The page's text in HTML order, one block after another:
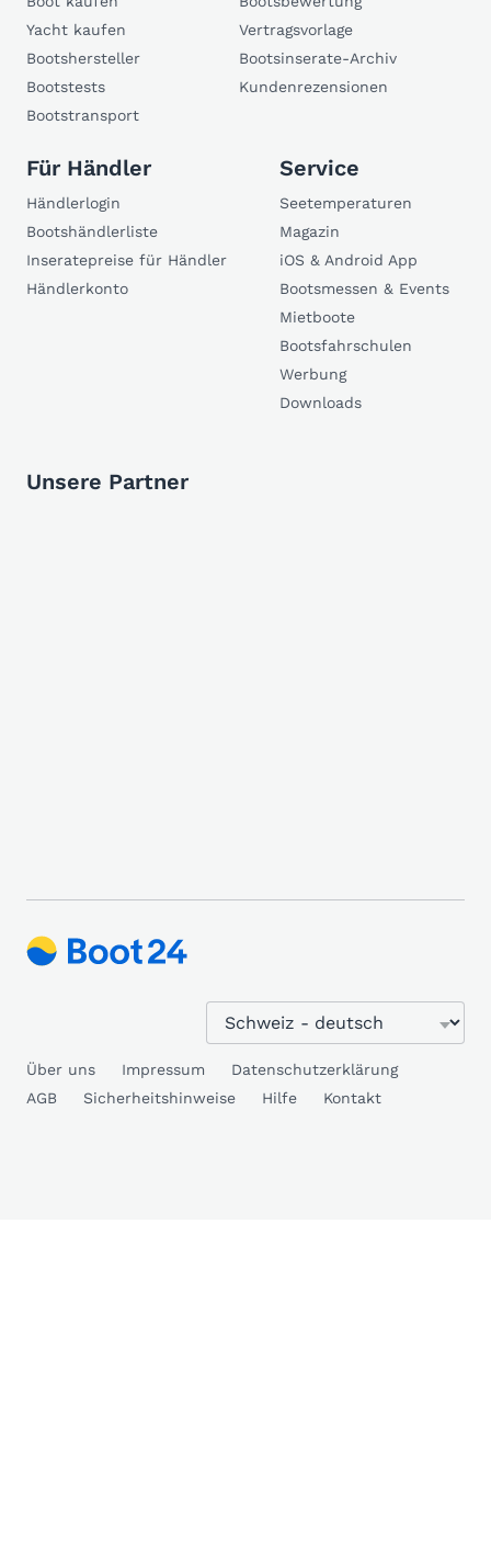
Yacht kaufen
Bootshersteller
Bootstests
Bootstransport
Vertragsvorlage
Bootsinserate-Archiv
Kundenrezensionen
Für Händler
Händlerlogin
Bootshändlerliste
Inseratepreise für Händler
Händlerkonto
Service
Seetemperaturen
Magazin
iOS & Android App
Bootsmessen & Events
Mietboote
Bootsfahrschulen
Werbung
Downloads
Unsere Partner
Über uns Impressum
Datenschutzerklärung
AGB
Sicherheitshinweise Hilfe Kontakt